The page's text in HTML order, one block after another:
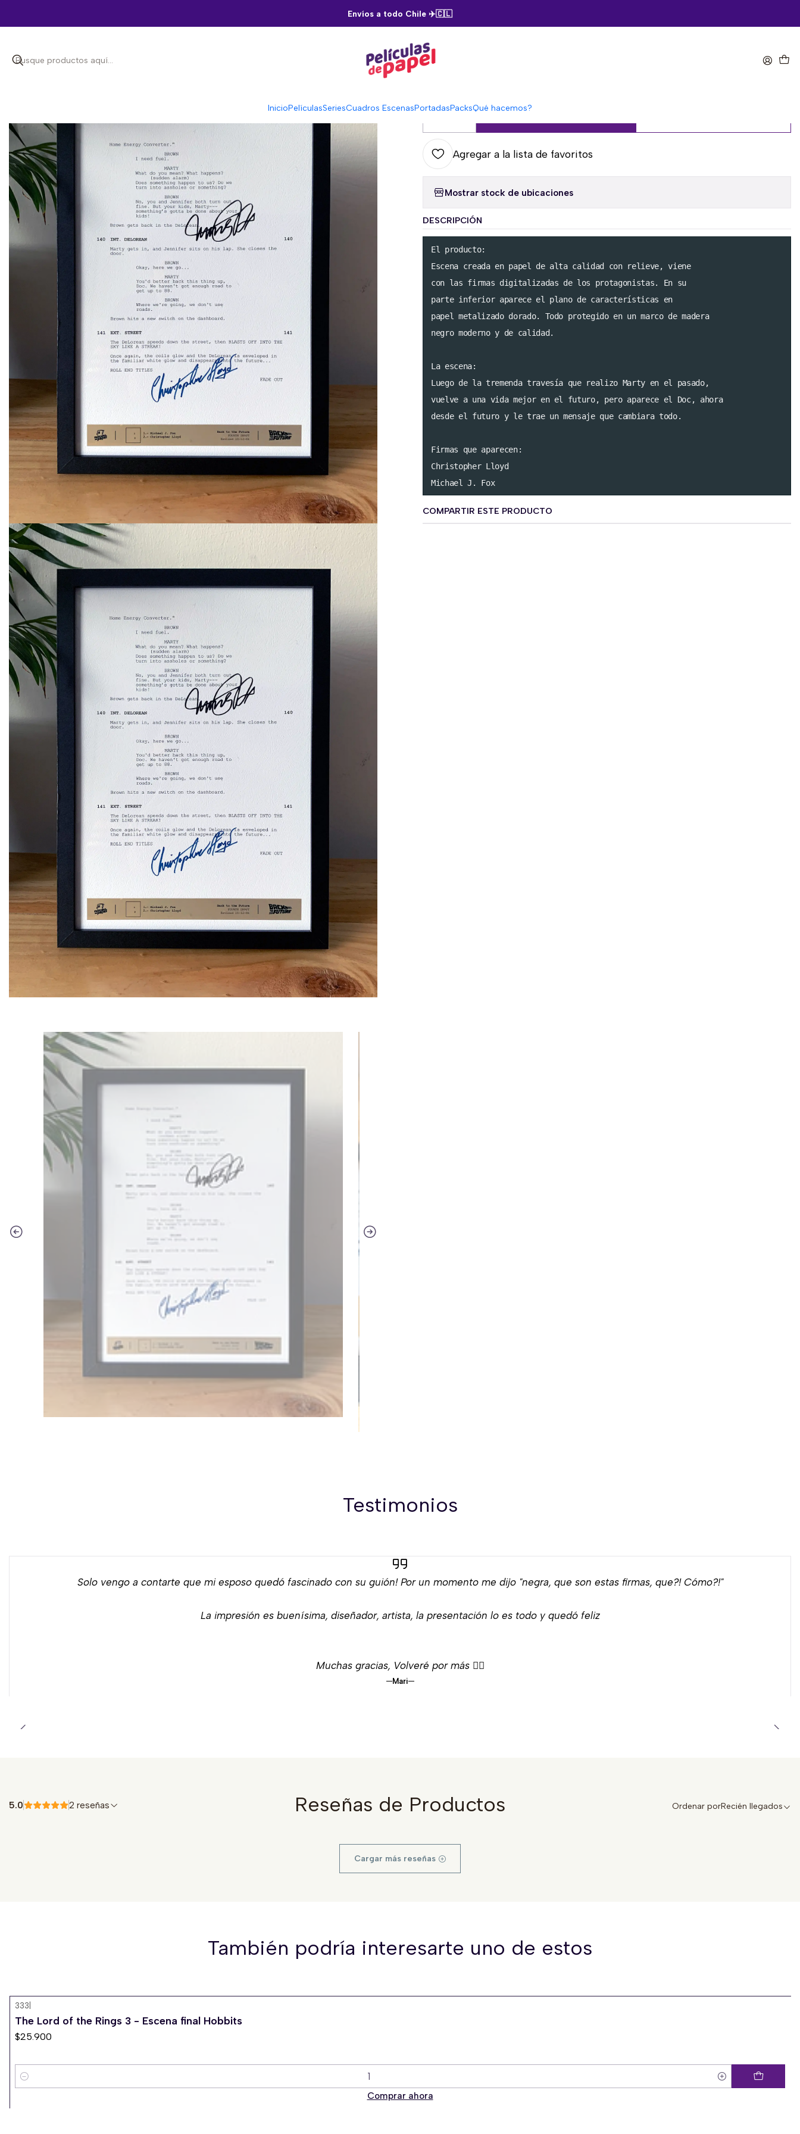
InicioPelículasSeriesCuadros EscenasPortadasPacksQué hacemos?
Envíos a todo Chile ✈️🇨🇱
Cuadros Escenas Back to the Future - Escena final
|
Back to the Future - Escena final
Cantidad
Agregar a la lista de favoritos
Mostrar stock de ubicaciones
DESCRIPCIÓN
El producto:
Escena creada en papel de alta calidad con relieve, viene
con las firmas digitalizadas de los protagonistas. En su
parte inferior aparece el plano de características en
papel metalizado dorado. Todo protegido en un marco de madera
negro moderno y de calidad.
La escena:
Luego de la tremenda travesía que realizo Marty en el pasado,
vuelve a una vida mejor en el futuro, pero aparece el Doc, ahora
desde el futuro y le trae un mensaje que cambiara todo.
Firmas que aparecen:
Christopher Lloyd
Michael J. Fox
COMPARTIR ESTE PRODUCTO
Testimonios
Solo vengo a contarte que mi esposo quedó fascinado con su guión! Por un momento me dijo "negra, que son estas firmas, que?! Cómo?!"
La impresión es buenísima, diseñador, artista, la presentación lo es todo y quedó feliz
Muchas gracias, Volveré por más 👌🏻
Mari
Reseñas de Productos
5.0 2 reseñas Ordenar porRecién llegados
Cargar más reseñas
También podría interesarte uno de estos
333
The Lord of the Rings 3 - Escena final Hobbits
$25.900
Cantidad
Comprar ahora